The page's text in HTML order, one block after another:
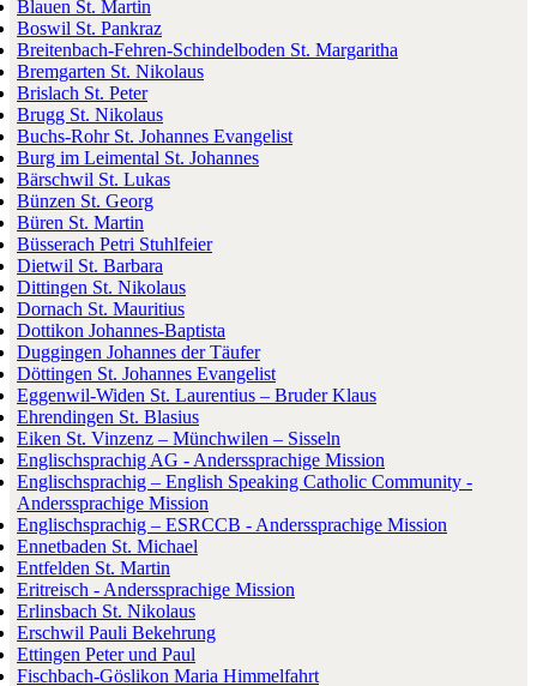
Blauen St. Martin
Boswil St. Pankraz
Breitenbach-Fehren-Schindelboden St. Margaritha
Bremgarten St. Nikolaus
Brislach St. Peter
Brugg St. Nikolaus
Buchs-Rohr St. Johannes Evangelist
Burg im Leimental St. Johannes
Bärschwil St. Lukas
Bünzen St. Georg
Büren St. Martin
Büsserach Petri Stuhlfeier
Dietwil St. Barbara
Dittingen St. Nikolaus
Dornach St. Mauritius
Dottikon Johannes-Baptista
Duggingen Johannes der Täufer
Döttingen St. Johannes Evangelist
Eggenwil-Widen St. Laurentius – Bruder Klaus
Ehrendingen St. Blasius
Eiken St. Vinzenz – Münchwilen – Sisseln
Englischsprachig AG - Anderssprachige Mission
Englischsprachig – English Speaking Catholic Community -
Anderssprachige Mission
Englischsprachig – ESRCCB - Anderssprachige Mission
Ennetbaden St. Michael
Entfelden St. Martin
Eritreisch - Anderssprachige Mission
Erlinsbach St. Nikolaus
Erschwil Pauli Bekehrung
Ettingen Peter und Paul
Fischbach-Göslikon Maria Himmelfahrt